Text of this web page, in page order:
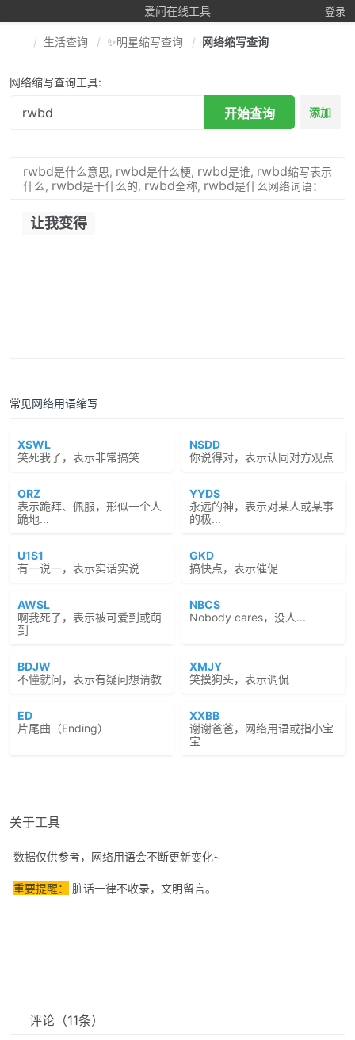
爱问在线工具 登录
生活查询 ✨明星缩写查询 网络缩写查询
网络缩写查询工具:
开始查询 添加
rwbd是什么意思, rwbd是什么梗, rwbd是谁, rwbd缩写表示
什么, rwbd是干什么的, rwbd全称, rwbd是什么网络词语：
让我变得
常见网络用语缩写
XSWL
笑死我了，表示非常搞笑
NSDD
你说得对，表示认同对方观点
ORZ
表示跪拜、佩服，形似一个人
跪地...
YYDS
永远的神，表示对某人或某事
的极...
U1S1
有一说一，表示实话实说
GKD
搞快点，表示催促
AWSL
啊我死了，表示被可爱到或萌
到
NBCS
Nobody cares，没人...
BDJW
不懂就问，表示有疑问想请教
XMJY
笑摸狗头，表示调侃
ED
片尾曲（Ending）
XXBB
谢谢爸爸，网络用语或指小宝
宝
关于工具
数据仅供参考，网络用语会不断更新变化~
重要提醒： 脏话一律不收录，文明留言。
评论 （11条）